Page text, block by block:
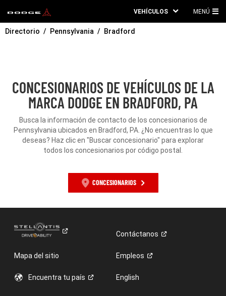
VEHÍCULOS MENÚ
Directorio Pennsylvania Bradford
CONCESIONARIOS DE VEHÍCULOS DE LA
MARCA DODGE EN BRADFORD, PA
Busca la información de contacto de los concesionarios de
Pennsylvania ubicados en Bradford, PA. ¿No encuentras lo que
deseas? Haz clic en "Buscar concesionario" para explorar
todos los concesionarios por código postal.
CONCESIONARIOS
Contáctanos
Mapa del sitio Empleos
Encuentra tu país English